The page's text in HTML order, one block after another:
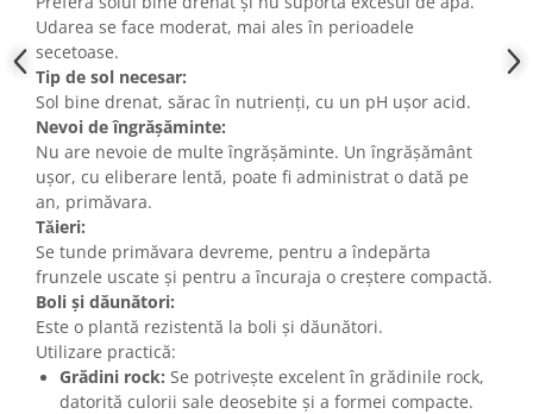
Udarea se face moderat, mai ales în perioadele
secetoase.
Tip de sol necesar:
Sol bine drenat, sărac în nutrienți, cu un pH ușor acid.
Nevoi de îngrășăminte:
Nu are nevoie de multe îngrășăminte. Un îngrășământ
ușor, cu eliberare lentă, poate fi administrat o dată pe
an, primăvara.
Tǎieri:
Se tunde primăvara devreme, pentru a îndepărta
frunzele uscate și pentru a încuraja o creștere compactă.
Boli și dăunători:
Este o plantă rezistentă la boli și dăunători.
Utilizare practică:
Grădini rock: Se potrivește excelent în grădinile rock,
datorită culorii sale deosebite și a formei compacte.